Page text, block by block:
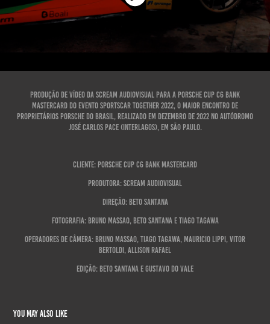
Produção de vídeo da Scream Audiovisual para a Porsche Cup C6 Bank
Mastercard do evento Sportscar Together 2022, o maior encontro de
proprietários Porsche do Brasil, realizado em dezembro de 2022 no Autódromo
José Carlos Pace (Interlagos), em São Paulo.
Cliente: Porsche Cup C6 Bank Mastercard
Produtora: Scream Audiovisual
Direção: Beto Santana
Fotografia: Bruno Massao, Beto Santana e Tiago Tagawa
Operadores de câmera: Bruno Massao, Tiago Tagawa, Mauricio Lippi, Vitor
Bertoldi, Allison Rafael
Edição: Beto Santana e Gustavo do Vale
You may also like